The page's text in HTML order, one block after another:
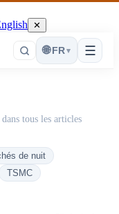
✕
☰
🌐 FR ▾
tous les articles
de nuit
TSMC